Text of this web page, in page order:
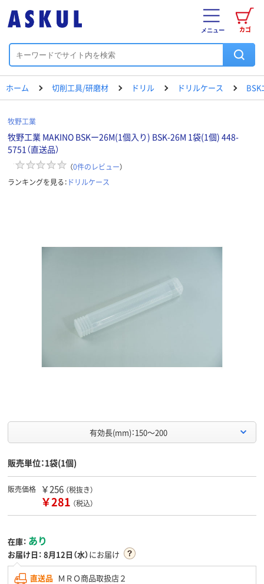
カゴ
メニュー
ホーム 切削工具/研磨材 ドリル ドリルケース BSK
牧野工業
牧野工業 MAKINO BSKー26M(1個入り) BSK-26M 1袋(1個) 448-
5751（直送品）
（0件のレビュー）
ランキングを見る： ドリルケース
有効長(mm)：150～200
販売単位：1袋(1個)
販売価格 ￥256 （税抜き）
￥281 （税込）
在庫： あり
お届け日： 8月12日（水）にお届け
直送品 ＭＲＯ商品取扱店２